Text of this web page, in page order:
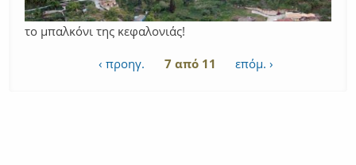
το μπαλκόνι της κεφαλονιάς!
‹ προηγ.
7 από 11 επόμ. ›